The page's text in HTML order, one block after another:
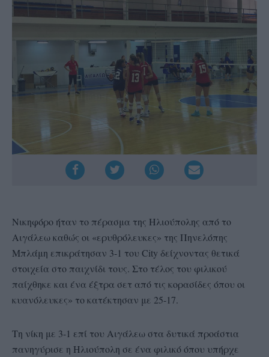
Νικηφόρο ήταν το πέρασμα της Ηλιούπολης από το
Αιγάλεω καθώς οι «ερυθρόλευκες» της Πηνελόπης
Μπλάμη επικράτησαν 3-1 του City δείχνοντας θετικά
στοιχεία στο παιχνίδι τους. Στο τέλος του φιλικού
παίχθηκε και ένα έξτρα σετ από τις κορασίδες όπου οι
κυανόλευκες» το κατέκτησαν με 25-17.
Τη νίκη με 3-1 επί του Αιγάλεω στα δυτικά προάστια
πανηγύρισε η Ηλιούπολη σε ένα φιλικό όπου υπήρχε